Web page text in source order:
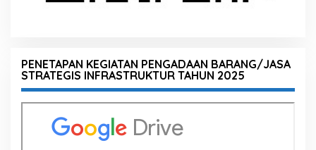
PENETAPAN KEGIATAN PENGADAAN BARANG/JASA
STRATEGIS INFRASTRUKTUR TAHUN 2025